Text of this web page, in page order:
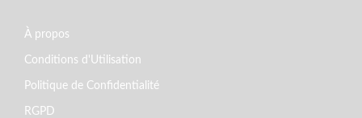
À propos
Conditions d'Utilisation
Politique de Confidentialité
RGPD